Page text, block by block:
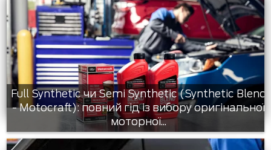
Full Synthetic чи Semi Synthetic (Synthetic Blend
- Motocraft): повний гід із вибору оригінальної
моторної...